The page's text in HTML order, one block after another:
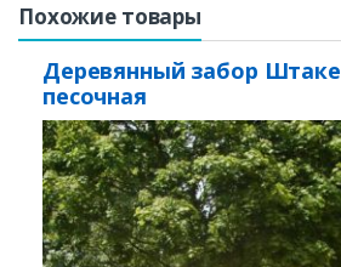
Похожие товары
Деревянный забор
песочная